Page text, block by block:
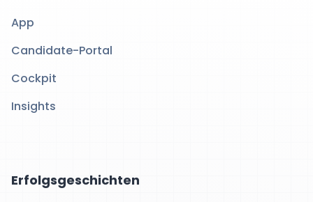
App
Candidate-Portal
Cockpit
Insights
Erfolgsgeschichten